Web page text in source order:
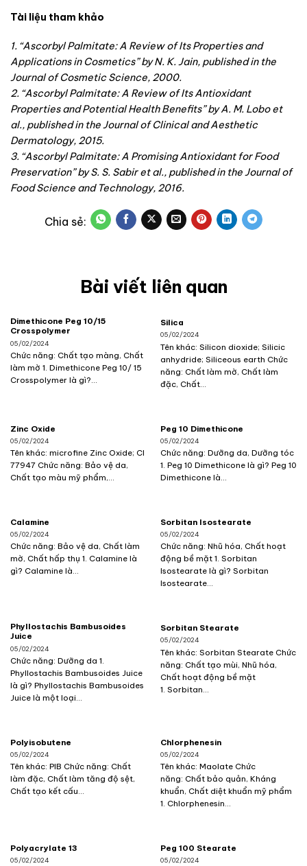
Tài liệu tham khảo
1. “Ascorbyl Palmitate: A Review of Its Properties and
Applications in Cosmetics” by N. K. Jain, published in the
Journal of Cosmetic Science, 2000.
2. “Ascorbyl Palmitate: A Review of Its Antioxidant
Properties and Potential Health Benefits” by A. M. Lobo et
al., published in the Journal of Clinical and Aesthetic
Dermatology, 2015.
3. “Ascorbyl Palmitate: A Promising Antioxidant for Food
Preservation” by S. S. Sabir et al., published in the Journal of
Food Science and Technology, 2016.
Bài viết liên quan
Dimethicone Peg 10/15
Crosspolymer
05/02/2024
Chức năng: Chất tạo màng, Chất
làm mờ 1. Dimethicone Peg 10/ 15
Crosspolymer là gì?...
Silica
05/02/2024
Tên khác: Silicon dioxide; Silicic
anhydride; Siliceous earth Chức
năng: Chất làm mờ, Chất làm
đặc, Chất...
Zinc Oxide
05/02/2024
Tên khác: microfine Zinc Oxide; CI
77947 Chức năng: Bảo vệ da,
Chất tạo màu mỹ phẩm,...
Peg 10 Dimethicone
05/02/2024
Chức năng: Dưỡng da, Dưỡng tóc
1. Peg 10 Dimethicone là gì? Peg 10
Dimethicone là...
Calamine
05/02/2024
Chức năng: Bảo vệ da, Chất làm
mờ, Chất hấp thụ 1. Calamine là
gì? Calamine là...
Sorbitan Isostearate
05/02/2024
Chức năng: Nhũ hóa, Chất hoạt
động bề mặt 1. Sorbitan
Isostearate là gì? Sorbitan
Isostearate...
Phyllostachis Bambusoides
Juice
05/02/2024
Chức năng: Dưỡng da 1.
Phyllostachis Bambusoides Juice
là gì? Phyllostachis Bambusoides
Juice là một loại...
Sorbitan Stearate
05/02/2024
Tên khác: Sorbitan Stearate Chức
năng: Chất tạo mùi, Nhũ hóa,
Chất hoạt động bề mặt
1. Sorbitan...
Polyisobutene
05/02/2024
Tên khác: PIB Chức năng: Chất
làm đặc, Chất làm tăng độ sệt,
Chất tạo kết cấu...
Chlorphenesin
05/02/2024
Tên khác: Maolate Chức
năng: Chất bảo quản, Kháng
khuẩn, Chất diệt khuẩn mỹ phẩm
1. Chlorphenesin...
Polyacrylate 13
05/02/2024
Peg 100 Stearate
05/02/2024